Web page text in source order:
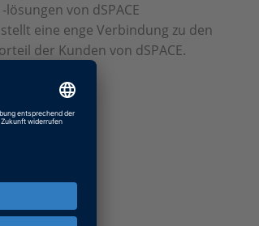
von dSPACE
eine enge Verbindung zu den
der Kunden von dSPACE.